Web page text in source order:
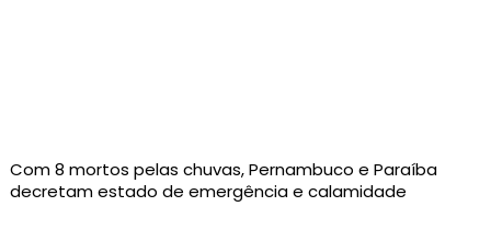
Com 8 mortos pelas chuvas, Pernambuco e Paraíba
decretam estado de emergência e calamidade